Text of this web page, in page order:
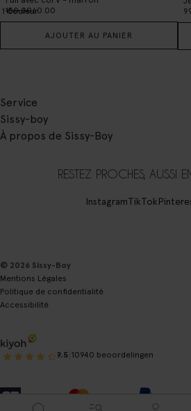
150.0060.00
1Couleur
AJOUTER AU PANIER
Service
Sissy-boy
À propos de Sissy-Boy
RESTEZ PROCHES, AUSSI
InstagramTikTok
© 2026 Sissy-Boy
Mentions Légales
Politique de confidentialité
Accessibilité
9.5 10940 beoordelingen